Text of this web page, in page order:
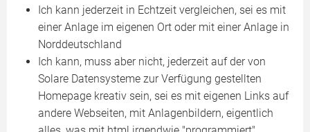
Ich kann jederzeit in Echtzeit vergleichen, sei es mit
einer Anlage im eigenen Ort oder mit einer Anlage in
Norddeutschland
Ich kann, muss aber nicht, jederzeit auf der von
Solare Datensysteme zur Verfügung gestellten
Homepage kreativ sein, sei es mit eigenen Links auf
andere Webseiten, mit Anlagenbildern, eigentlich